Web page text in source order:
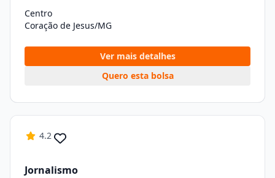
Centro
Coração de Jesus/MG
Ver mais detalhes
Quero esta bolsa
4.2
Jornalismo